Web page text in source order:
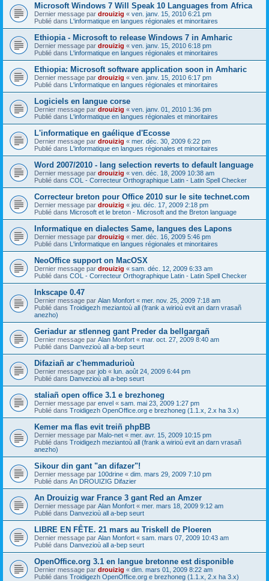
Microsoft Windows 7 Will Speak 10 Languages from Africa
Dernier message par drouizig « ven. janv. 15, 2010 6:21 pm
Publié dans L'informatique en langues régionales et minoritaires
Ethiopia - Microsoft to release Windows 7 in Amharic
Dernier message par drouizig « ven. janv. 15, 2010 6:18 pm
Publié dans L'informatique en langues régionales et minoritaires
Ethiopia: Microsoft software application soon in Amharic
Dernier message par drouizig « ven. janv. 15, 2010 6:17 pm
Publié dans L'informatique en langues régionales et minoritaires
Logiciels en langue corse
Dernier message par drouizig « ven. janv. 01, 2010 1:36 pm
Publié dans L'informatique en langues régionales et minoritaires
L'informatique en gaélique d'Ecosse
Dernier message par drouizig « mer. déc. 30, 2009 6:22 pm
Publié dans L'informatique en langues régionales et minoritaires
Word 2007/2010 - lang selection reverts to default language
Dernier message par drouizig « ven. déc. 18, 2009 10:38 am
Publié dans COL - Correcteur Orthographique Latin - Latin Spell Checker
Correcteur breton pour Office 2010 sur le site technet.com
Dernier message par drouizig « jeu. déc. 17, 2009 2:18 pm
Publié dans Microsoft et le breton - Microsoft and the Breton language
Informatique en dialectes Same, langues des Lapons
Dernier message par drouizig « mer. déc. 16, 2009 5:46 pm
Publié dans L'informatique en langues régionales et minoritaires
NeoOffice support on MacOSX
Dernier message par drouizig « sam. déc. 12, 2009 6:33 am
Publié dans COL - Correcteur Orthographique Latin - Latin Spell Checker
Inkscape 0.47
Dernier message par Alan Monfort « mer. nov. 25, 2009 7:18 am
Publié dans Troidigezh meziantoù all (frank a wirioù evit an darn vrasañ
anezho)
Geriadur ar stlenneg gant Preder da bellgargañ
Dernier message par Alan Monfort « mar. oct. 27, 2009 8:40 am
Publié dans Danvezioù all a-bep seurt
Difaziañ ar c'hemmadurioù
Dernier message par job « lun. août 24, 2009 6:44 pm
Publié dans Danvezioù all a-bep seurt
staliañ open office 3.1 e brezhoneg
Dernier message par envel « sam. mai 23, 2009 1:27 pm
Publié dans Troidigezh OpenOffice.org e brezhoneg (1.1.x, 2.x ha 3.x)
Kemer ma flas evit treiñ phpBB
Dernier message par Malo-net « mer. avr. 15, 2009 10:15 pm
Publié dans Troidigezh meziantoù all (frank a wirioù evit an darn vrasañ
anezho)
Sikour din gant "an difazer"!
Dernier message par 100drine « dim. mars 29, 2009 7:10 pm
Publié dans An DROUIZIG Difazier
An Drouizig war France 3 gant Red an Amzer
Dernier message par Alan Monfort « mer. mars 18, 2009 9:12 am
Publié dans Danvezioù all a-bep seurt
LIBRE EN FÊTE. 21 mars au Triskell de Ploeren
Dernier message par Alan Monfort « sam. mars 07, 2009 10:43 am
Publié dans Danvezioù all a-bep seurt
OpenOffice.org 3.1 en langue bretonne est disponible
Dernier message par drouizig « dim. mars 01, 2009 8:22 am
Publié dans Troidigezh OpenOffice.org e brezhoneg (1.1.x, 2.x ha 3.x)